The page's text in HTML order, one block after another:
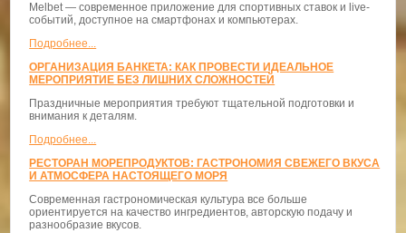
Melbet — современное приложение для спортивных ставок и live-
событий, доступное на смартфонах и компьютерах.
Подробнее...
ОРГАНИЗАЦИЯ БАНКЕТА: КАК ПРОВЕСТИ ИДЕАЛЬНОЕ
МЕРОПРИЯТИЕ БЕЗ ЛИШНИХ СЛОЖНОСТЕЙ
Праздничные мероприятия требуют тщательной подготовки и
внимания к деталям.
Подробнее...
РЕСТОРАН МОРЕПРОДУКТОВ: ГАСТРОНОМИЯ СВЕЖЕГО ВКУСА
И АТМОСФЕРА НАСТОЯЩЕГО МОРЯ
Современная гастрономическая культура все больше
ориентируется на качество ингредиентов, авторскую подачу и
разнообразие вкусов.